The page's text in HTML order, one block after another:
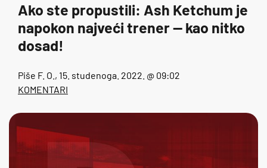
Ako ste propustili: Ash Ketchum je
napokon najveći trener — kao nitko
dosad!
Piše F. O. , 15. studenoga. 2022. @ 09:02
KOMENTARI